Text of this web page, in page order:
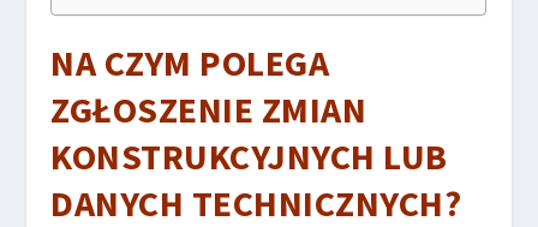
NA CZYM POLEGA
ZGŁOSZENIE ZMIAN
KONSTRUKCYJNYCH LUB
DANYCH TECHNICZNYCH?